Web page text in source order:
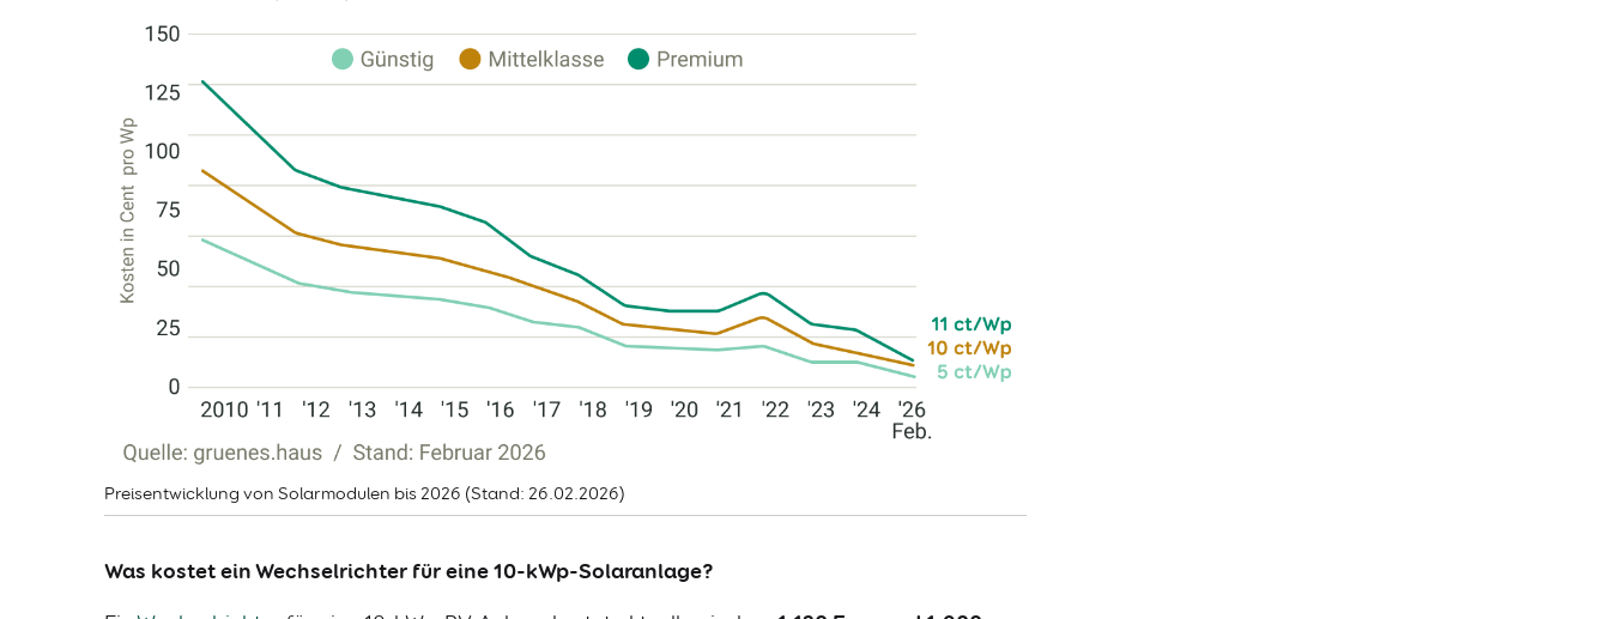
Preisentwicklung von Solarmodulen bis 2026 (Stand: 26.02.2026)
Was kostet ein Wechselrichter für eine 10-kWp-Solaranlage?